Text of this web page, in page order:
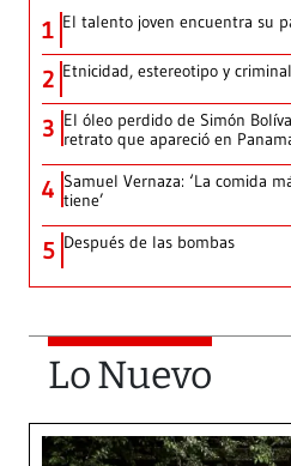
1 El talento joven encuentra su
2 Etnicidad, estereotipo y
3 El óleo perdido de Simón
retrato que apareció en
4 Samuel Vernaza: ‘La comida
tiene’
5 Después de las bombas
Lo Nuevo